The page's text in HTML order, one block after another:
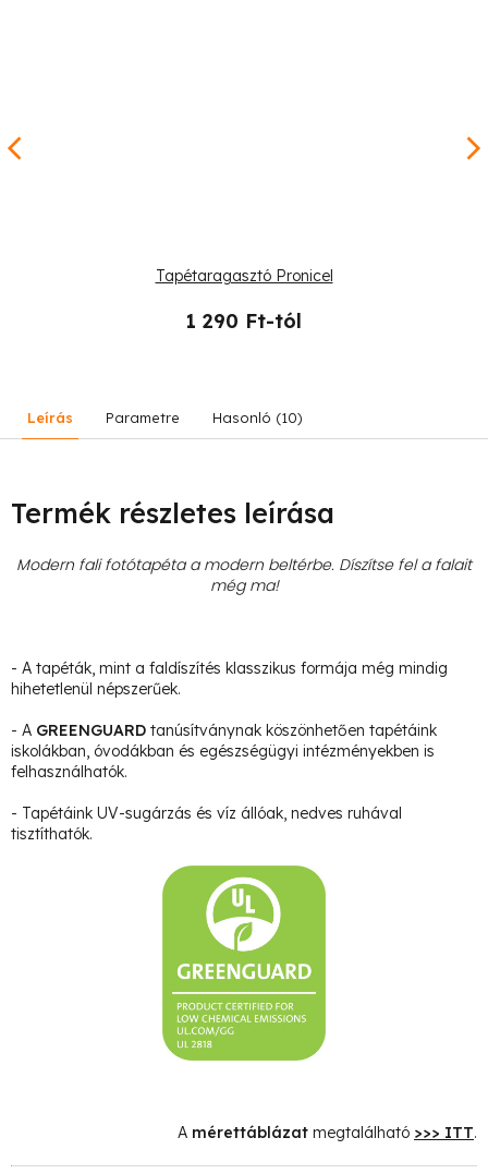
Tapétaragasztó Pronicel
1 290 Ft-tól
Leírás Parametre Hasonló (10)
Termék részletes leírása
Modern fali fotótapéta a modern beltérbe. Díszítse fel a falait
még ma!
- A tapéták, mint a faldíszítés klasszikus formája még mindig
hihetetlenül népszerűek.
- A GREENGUARD tanúsítványnak köszönhetően tapétáink
iskolákban, óvodákban és egészségügyi intézményekben is
felhasználhatók.
- Tapétáink UV-sugárzás és víz állóak, nedves ruhával
tisztíthatók.
A mérettáblázat megtalálható >>> ITT.